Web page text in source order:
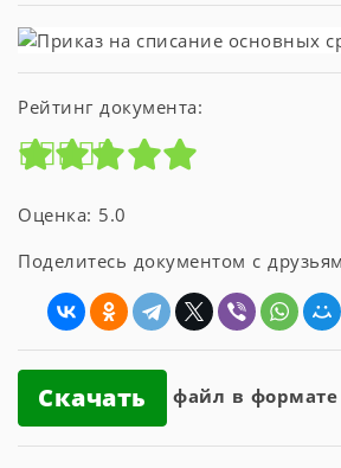
Рейтинг документа:
Оценка: 5.0
Поделитесь документом с
Скачать файл в формате